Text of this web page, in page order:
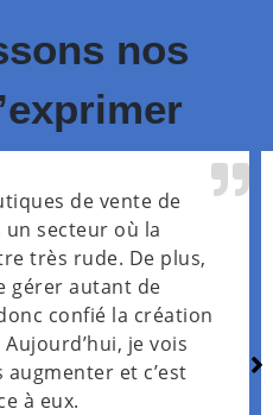
nos
de vente de
secteur où la
très rude. De plus,
gérer autant de
confié la création
je vois
et c’est
à eux.